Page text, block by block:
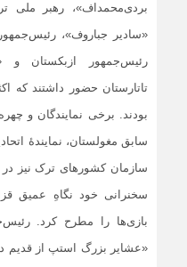
بردی‌محمداف»، رهبر ملی
«سادیر جباروف»،
رئیس‌جمهور ازبکستان و
تاتارستان حضور داشتند که
بودند. برخی نمایندگان و
سابق مغولستان، نمایندۀ
سازمان کشورهای ترک نیز در
سخنرانی خود نگاهِ عمیق
بازی‌ها را مطرح کرد.
«عشایر بزرگ استپ از قدیم